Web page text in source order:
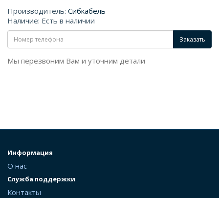
Производитель: Сибкабель
Наличие: Есть в наличии
Заказать
Мы перезвоним Вам и уточним детали
Информация
О нас
Служба поддержки
Контакты